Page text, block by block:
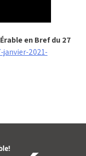
en Bref du 27
2021-